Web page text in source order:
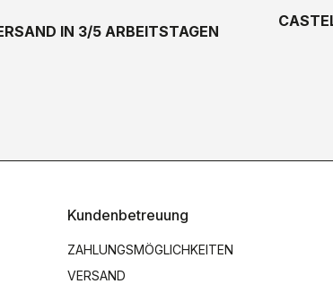
IN 3/5 ARBEITSTAGEN
Kundenbetreuung
ZAHLUNGSMÖGLICHKEITEN
VERSAND